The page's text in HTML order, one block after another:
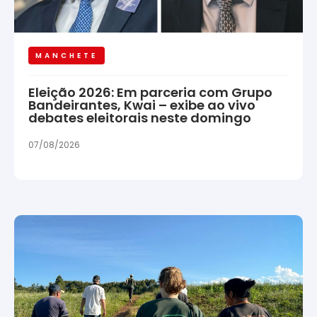
MANCHETE
Eleição 2026: Em parceria com Grupo
Bandeirantes, Kwai – exibe ao vivo
debates eleitorais neste domingo
07/08/2026